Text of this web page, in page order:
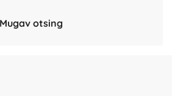
Mugav otsing